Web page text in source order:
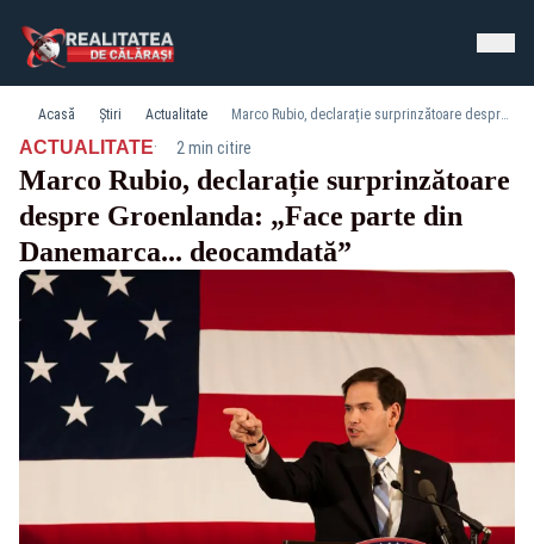
Acasă Știri Actualitate Marco Rubio, declarație surprinzătoare despre Groenlanda: „Face parte din Danemarca... deocamdată”
ACTUALITATE· 2 min citire
Marco Rubio, declarație surprinzătoare
despre Groenlanda: „Face parte din
Danemarca... deocamdată”